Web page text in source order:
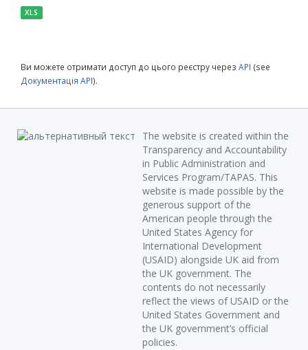
XLS
Ви можете отримати доступ до цього реєстру через API (see
Документація API).
The website is created within the
Transparency and Accountability
in Public Administration and
Services Program/TAPAS. This
website is made possible by the
generous support of the
American people through the
United States Agency for
International Development
(USAID) alongside UK aid from
the UK government. The
contents do not necessarily
reflect the views of USAID or the
United States Government and
the UK government’s official
policies.